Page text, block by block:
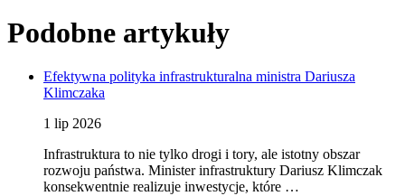
Podobne artykuły
Efektywna polityka infrastrukturalna ministra Dariusza
Klimczaka
1 lip 2026
Infrastruktura to nie tylko drogi i tory, ale istotny obszar
rozwoju państwa. Minister infrastruktury Dariusz Klimczak
konsekwentnie realizuje inwestycje, które …